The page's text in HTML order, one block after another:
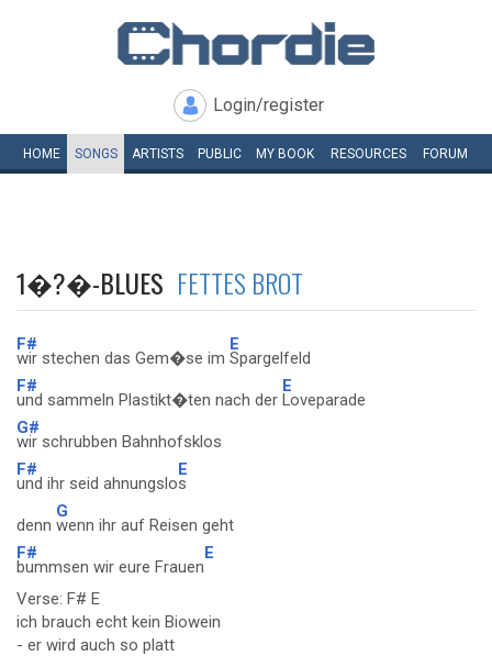
Login/register
HOME SONGS ARTISTS PUBLIC MY BOOK RESOURCES FORUM
1�?�-BLUES FETTES BROT
F#
wir stechen das Gem�se im
E
Spargelfeld
F#
und sammeln Plastikt�ten nach der
E
Loveparade
G#
wir schrubben Bahnhofsklos
F#
und ihr seid ahnungslo
E
s
denn
G
wenn ihr auf Reisen geht
F#
bummsen wir eure Frauen
E
Verse: F# E
ich brauch echt kein Biowein
- er wird auch so platt